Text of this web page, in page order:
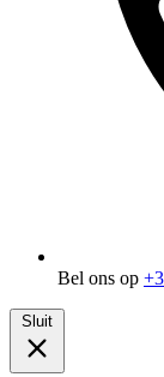
Bel ons op
Sluit